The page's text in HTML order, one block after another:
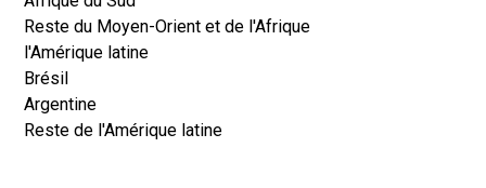
Reste du Moyen-Orient et de l'Afrique
l'Amérique latine
Brésil
Argentine
Reste de l'Amérique latine